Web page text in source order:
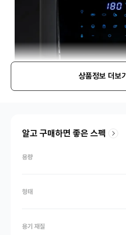
상품정보 더보기
알고 구매하면 좋은 스펙
용량
형태
용기 재질